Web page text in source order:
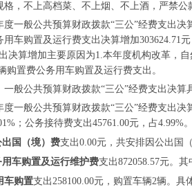
格，不上高档菜、不上烟、不上酒，严禁公
度一般公共预算财政拨款“三公”经费支出
用车购置及运行费支出决算增加303624.71
决算增加主要原因为1.本年度机构改革，
购置费公务用车购置及运行费支出。
一般公共预算财政拨款“三公”经费支出决算
度一般公共预算财政拨款“三公”经费支出
；公务接待费支出45761.00元，占4.99%
出国（境）费支出0.00元，共安排因公出国
用车购置及运行维护费支出872058.57元。其
车购置支出258100.00元，购置车辆2辆。